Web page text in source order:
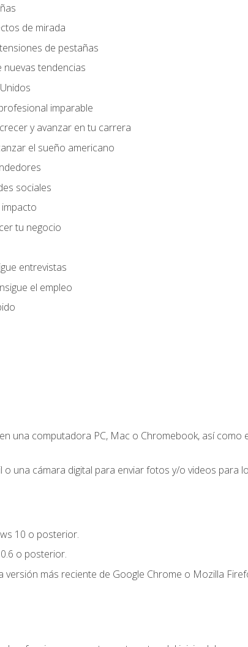
de mirada
de pestañas
nuevas tendencias
imparable
y avanzar en tu carrera
el sueño americano
sociales
tu negocio
entrevistas
el empleo
una computadora PC, Mac o Chromebook, así
o una cámara digital para enviar fotos y/o videos para
10 o posterior.
o posterior.
versión más reciente de Google Chrome o Mozilla